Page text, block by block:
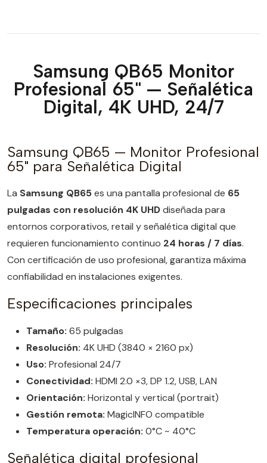
Samsung QB65 Monitor
Profesional 65" — Señalética
Digital, 4K UHD, 24/7
Samsung QB65 — Monitor Profesional
65" para Señalética Digital
La Samsung QB65es una pantalla profesional de 65
pulgadas con resolución 4K UHDdiseñada para
entornos corporativos, retail y señalética digital que
requieren funcionamiento continuo 24 horas / 7 días.
Con certificación de uso profesional, garantiza máxima
confiabilidad en instalaciones exigentes.
Especificaciones principales
Tamaño: 65 pulgadas
Resolución: 4K UHD (3840 × 2160 px)
Uso: Profesional 24/7
Conectividad: HDMI 2.0 ×3, DP 1.2, USB, LAN
Orientación: Horizontal y vertical (portrait)
Gestión remota: MagicINFO compatible
Temperatura operación: 0°C ~ 40°C
Señalética digital profesional